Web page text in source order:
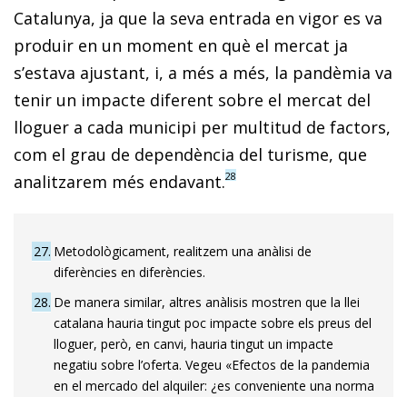
Catalunya, ja que la seva entrada en vigor es va
produir en un moment en què el mercat ja
s’estava ajustant, i, a més a més, la pandèmia va
tenir un impacte diferent sobre el mercat del
lloguer a cada municipi per multitud de factors,
com el grau de dependència del turisme, que
analitzarem més endavant.28
27 Metodològicament, realitzem una anàlisi de
diferències en diferències.
28 De manera similar, altres anàlisis mostren que la llei
catalana hauria tingut poc impacte sobre els preus del
lloguer, però, en canvi, hauria tingut un impacte
negatiu sobre l’oferta. Vegeu «Efectos de la pandemia
en el mercado del alquiler: ¿es conveniente una norma